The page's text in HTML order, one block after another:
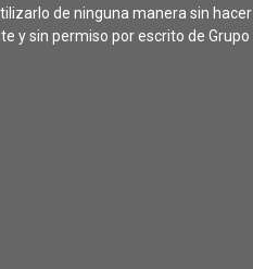
de ninguna manera sin hacer
y sin permiso por escrito de Grupo